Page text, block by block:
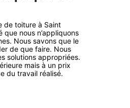
de toiture à Saint
nous n’appliquons
Nous savons que le
de que faire. Nous
solutions appropriées.
mais à un prix
du travail réalisé.